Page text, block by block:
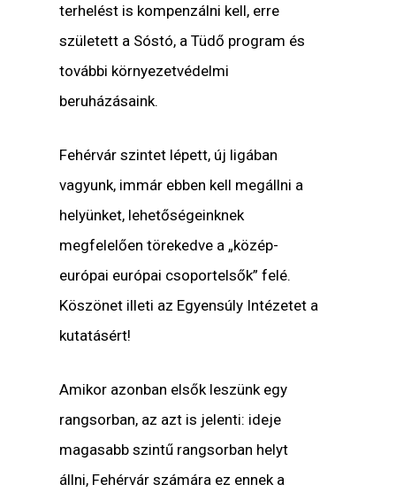
terhelést is kompenzálni kell, erre
született a Sóstó, a Tüdő program és
további környezetvédelmi
beruházásaink.
Fehérvár szintet lépett, új ligában
vagyunk, immár ebben kell megállni a
helyünket, lehetőségeinknek
megfelelően törekedve a „közép-
európai európai csoportelsők” felé.
Köszönet illeti az Egyensúly Intézetet a
kutatásért!
Amikor azonban elsők leszünk egy
rangsorban, az azt is jelenti: ideje
magasabb szintű rangsorban helyt
állni, Fehérvár számára ez ennek a